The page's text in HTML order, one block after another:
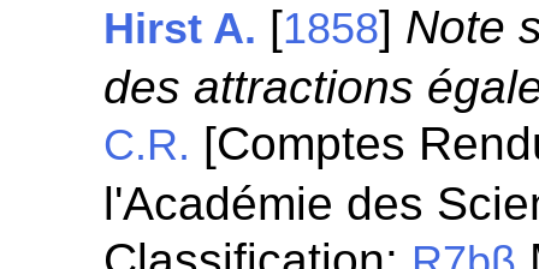
Hirst A. [1858] Note
des attractions
C.R. [Comptes
l'Académie des